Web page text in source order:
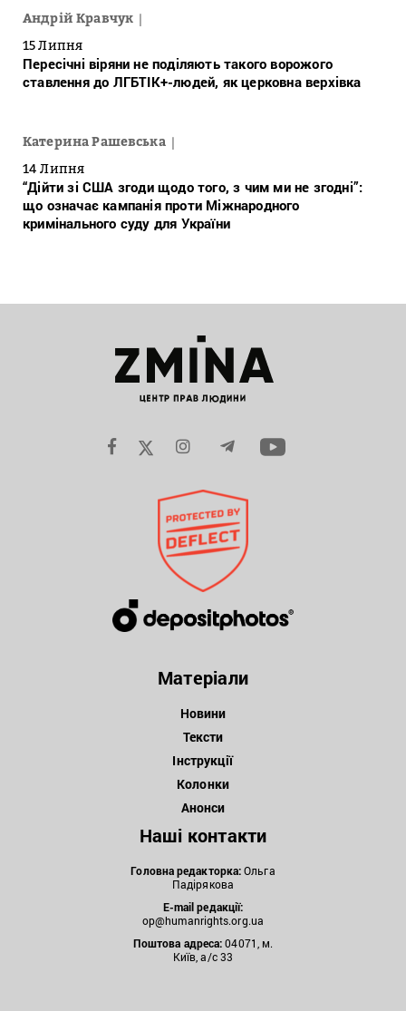
Андрій Кравчук
15 Липня
Пересічні віряни не поділяють такого ворожого
ставлення до ЛГБТІК+-людей, як церковна верхівка
Катерина Рашевська
14 Липня
“Дійти зі США згоди щодо того, з чим ми не згодні”:
що означає кампанія проти Міжнародного
кримінального суду для України
Матеріали
Новини
Тексти
Інструкції
Колонки
Анонси
Наші контакти
Головна редакторка:Ольга
Падірякова
E-mail редакції:
op@humanrights.org.ua
Поштова адреса:04071, м.
Київ, а/с 33